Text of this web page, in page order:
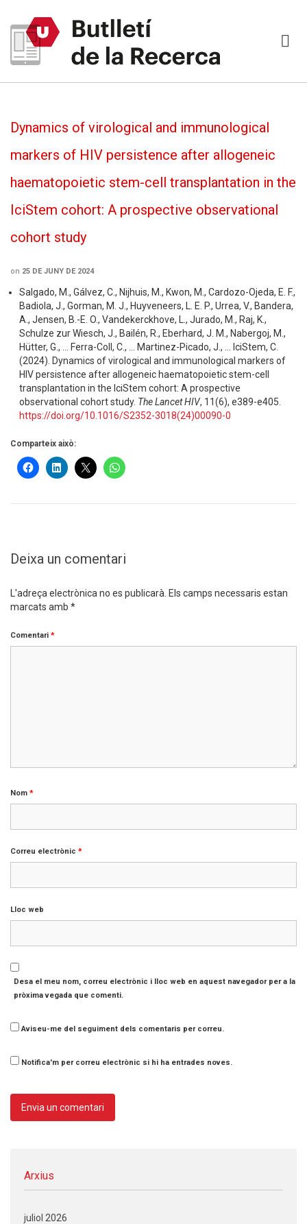
Dynamics of virological and immunological
markers of HIV persistence after allogeneic
haematopoietic stem-cell transplantation in the
IciStem cohort: A prospective observational
cohort study
on 25 DE JUNY DE 2024
Salgado, M., Gálvez, C., Nijhuis, M., Kwon, M., Cardozo-Ojeda, E. F.,
Badiola, J., Gorman, M. J., Huyveneers, L. E. P., Urrea, V., Bandera,
A., Jensen, B.-E. O., Vandekerckhove, L., Jurado, M., Raj, K.,
Schulze zur Wiesch, J., Bailén, R., Eberhard, J. M., Nabergoj, M.,
Hütter, G., … Ferra-Coll, C., … Martinez-Picado, J., … IciStem, C.
(2024). Dynamics of virological and immunological markers of
HIV persistence after allogeneic haematopoietic stem-cell
transplantation in the IciStem cohort: A prospective
observational cohort study. The Lancet HIV, 11(6), e389-e405.
https://doi.org/10.1016/S2352-3018(24)00090-0
Comparteix això:
Deixa un comentari
L'adreça electrònica no es publicarà. Els camps necessaris estan
marcats amb *
Comentari *
Nom *
Correu electrònic *
Lloc web
Desa el meu nom, correu electrònic i lloc web en aquest navegador per a la
pròxima vegada que comenti.
Aviseu-me del seguiment dels comentaris per correu.
Notifica'm per correu electrònic si hi ha entrades noves.
Arxius
juliol 2026